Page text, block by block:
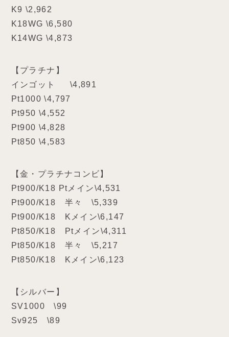
K9 \2,962
K18WG \6,580
K14WG \4,873
【プラチナ】
インゴット \4,891
Pt1000 \4,797
Pt950 \4,552
Pt900 \4,828
Pt850 \4,583
【金・プラチナコンビ】
Pt900/K18 Ptメイン\4,531
Pt900/K18 半々 \5,339
Pt900/K18 Kメイン\6,147
Pt850/K18 Ptメイン\4,311
Pt850/K18 半々 \5,217
Pt850/K18 Kメイン\6,123
【シルバー】
SV1000 \99
Sv925 \89